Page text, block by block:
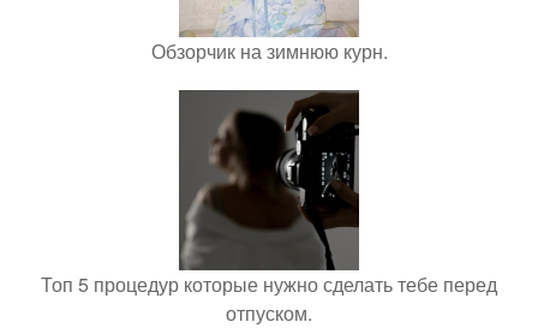
Обзорчик на зимнюю курн.
Топ 5 процедур которые нужно сделать тебе перед
отпуском.